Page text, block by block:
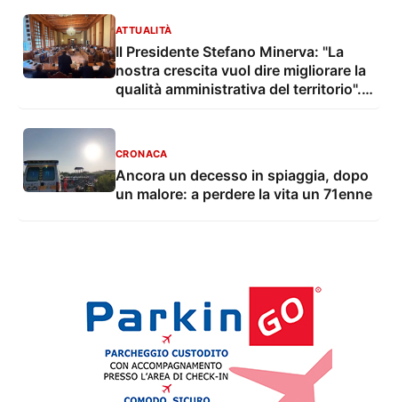
ATTUALITÀ
Il Presidente Stefano Minerva: "La
nostra crescita vuol dire migliorare la
qualità amministrativa del territorio".
CRONACA
Ancora un decesso in spiaggia, dopo
un malore: a perdere la vita un 71enne